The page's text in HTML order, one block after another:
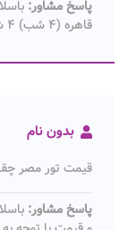
پاسخ مشاور:
قاهره (۴ شب) ۴ شب حدود ۲۵۰ میلیون تومان می باشد.
بدون نام
قیمت تور مصر
پاسخ مشاور: